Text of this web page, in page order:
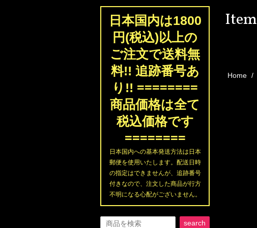
Item
Home
日本国内は1800
円(税込)以上の
ご注文で送料無
料!! 追跡番号あ
り!! ========
商品価格は全て
税込価格です
========
日本国内への基本発送方法は日本
郵便を使用いたします。配送日時
の指定はできませんが、追跡番号
付きなので、注文した商品が行方
不明になる心配がございません。
search